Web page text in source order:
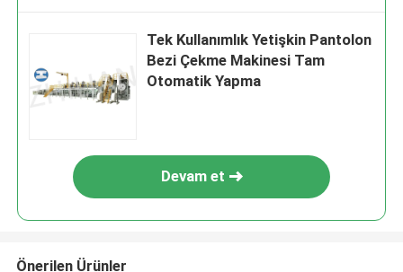
Tek Kullanımlık Yetişkin Pantolon
Bezi Çekme Makinesi Tam
Otomatik Yapma
Devam et
Önerilen Ürünler